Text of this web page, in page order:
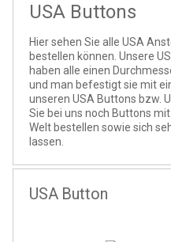
USA Buttons
Hier sehen Sie alle USA
bestellen können. Unsere
haben alle einen
und man befestigt sie mit
unseren USA Buttons bzw.
Sie bei uns noch Buttons
Welt bestellen sowie sich
lassen.
USA Button